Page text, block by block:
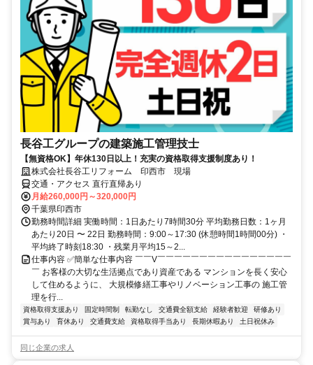
長谷工グループの建築施工管理技士
【無資格OK】年休130日以上！充実の資格取得支援制度あり！
株式会社長谷工リフォーム 印西市 現場
交通・アクセス 直行直帰あり
月給260,000円～320,000円
千葉県印西市
勤務時間詳細 実働時間：1日あたり7時間30分 平均勤務日数：1ヶ月
あたり20日 〜 22日 勤務時間：9:00～17:30 (休憩時間1時間00分) ・
平均終了時刻18:30 ・残業月平均15～2...
仕事内容 ✅簡単な仕事内容 ￣￣V￣￣￣￣￣￣￣￣￣￣￣￣￣￣￣￣
￣ お客様の大切な生活拠点であり資産である マンションを長く安心
して住めるように、 大規模修繕工事やリノベーション工事の 施工管
理を行...
資格取得支援あり 固定時間制 転勤なし 交通費全額支給 経験者歓迎
研修あり
賞与あり
育休あり 交通費支給 資格取得手当あり 長期休暇あり 土日祝休み
同じ企業の求人